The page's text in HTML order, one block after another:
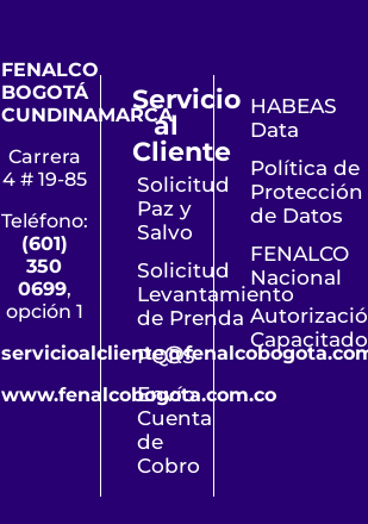
FENALCO
BOGOTÁ
CUNDINAMARCA
Carrera
4 # 19-85
Teléfono:
(601)
350
0699,
opción 1
www.fenalcobogota.com.co
Servicio
al
Cliente
Solicitud
Paz y
Salvo
Solicitud
Levantamiento
de Prenda
PQRS
Envío
Cuenta
de
Cobro
HABEAS
Data
Política de
Protección
de Datos
FENALCO
Nacional